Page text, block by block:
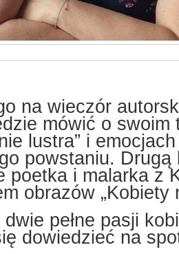
na wieczór
mówić o swoim
lustra” i
powstaniu. Drugą
poetka i malarka z
obrazów „Kobiety
dwie pełne pasji
dowiedzieć na